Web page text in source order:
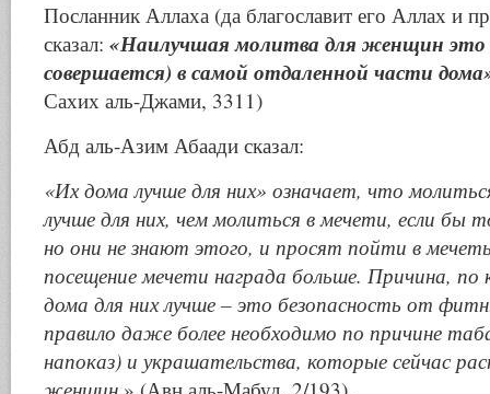
Посланник Аллаха (да благославит его Аллах и
сказал: «Наилучшая молитва для женщин
совершается) в самой отдаленной части
Сахих аль-Джами, 3311)
Абд аль-Азим Абаади сказал:
«Их дома лучше для них» означает, что
лучше для них, чем молиться в мечети, если бы
но они не знают этого, и просят пойти в
посещение мечети награда больше. Причина,
дома для них лучше – это безопасность от
правило даже более необходимо по причине
напоказ) и украшательства, которые сейчас